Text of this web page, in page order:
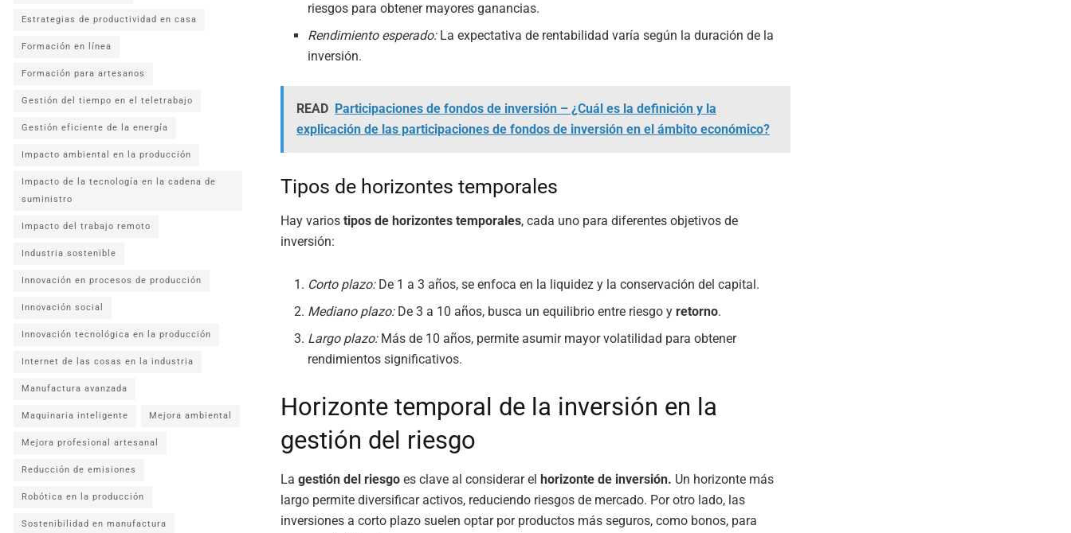
riesgos para obtener mayores ganancias.
Rendimiento esperado:La expectativa de rentabilidad varía según la duración de la
inversión.
READ Participaciones de fondos de inversión – ¿Cuál es la definición y la
explicación de las participaciones de fondos de inversión en el ámbito económico?
Tipos de horizontes temporales
Hay varios tipos de horizontes temporales, cada uno para diferentes objetivos de
inversión:
Corto plazo:De 1 a 3 años, se enfoca en la liquidez y la conservación del capital.
Mediano plazo:De 3 a 10 años, busca un equilibrio entre riesgo yretorno.
Largo plazo:Más de 10 años, permite asumir mayor volatilidad para obtener
rendimientos significativos.
Horizonte temporal de la inversión en la
gestión del riesgo
La gestión del riesgo es clave al considerar el horizonte de inversión. Un horizonte más
largo permite diversificar activos, reduciendo riesgos de mercado. Por otro lado, las
inversiones a corto plazo suelen optar por productos más seguros, como bonos, para
Estrategias de productividad en casa
Formación en línea
Formación para artesanos
Gestión del tiempo en el teletrabajo
Gestión eficiente de la energía
Impacto ambiental en la producción
Impacto de la tecnología en la cadena de
suministro
Impacto del trabajo remoto
Industria sostenible
Innovación en procesos de producción
Innovación social
Innovación tecnológica en la producción
Internet de las cosas en la industria
Manufactura avanzada
Maquinaria inteligente Mejora ambiental
Mejora profesional artesanal
Reducción de emisiones
Robótica en la producción
Sostenibilidad en manufactura